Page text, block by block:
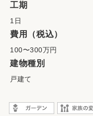
工期
1日
費用（税込）
100〜300万円
建物種別
戸建て